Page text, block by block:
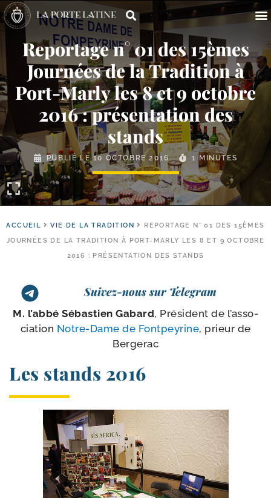
Reportage n° 01 des 15èmes
Journées de la Tradition à
Port-​Marly les 8 et 9 octobre
2016 : présentation des
stands
PUBLIÉ LE10 OCTOBRE 2016 1 MINUTES
ACCUEIL VIE DE LA TRADITION
REPORTAGE N° 01 DES 15ÈMES
JOURNÉES DE LA TRADITION À PORT-MARLY LES 8 ET 9 OCTOBRE
2016 : PRÉSENTATION DES STANDS
Suivez-nous sur Telegram
M. l’ab­bé Sébastien Gabard, Président de l’as­so­
cia­tion Notre-​Dame de Fontpeyrine, prieur de
Bergerac
Les stands 2016